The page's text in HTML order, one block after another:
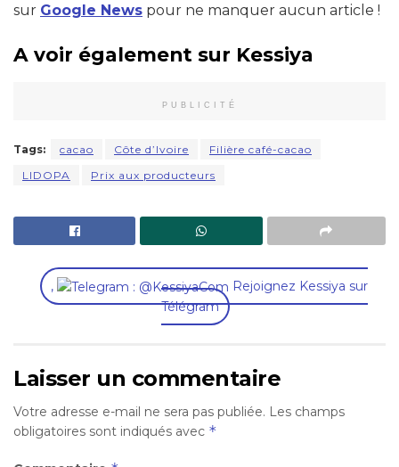
sur Google News pour ne manquer aucun article !
A voir également sur Kessiya
PUBLICITÉ
Tags: cacao Côte d’Ivoire
Filière café-cacao
LIDOPA
Prix aux producteurs
,
Rejoignez Kessiya sur
Télégram
Laisser un commentaire
Votre adresse e-mail ne sera pas publiée. Les champs
obligatoires sont indiqués avec *